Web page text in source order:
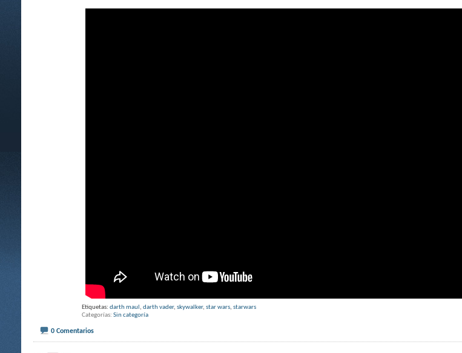
Etiquetas: darth maul , darth vader, skywalker, star wars, starwars
Categorías Sin categoría
0 Comentarios